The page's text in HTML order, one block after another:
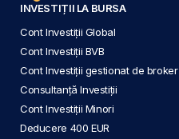
INVESTIȚII LA BURSA
Cont Investiții Global
Cont Investiții BVB
Cont Investiții gestionat de broker
Consultanță Investiții
Cont Investiții Minori
Deducere 400 EUR